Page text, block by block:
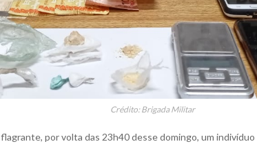
Crédito: Brigada Militar
por volta das 23h40 desse domingo, um